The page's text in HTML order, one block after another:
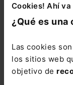
Cookies! Ahí
¿Qué es una
Las cookies son
los sitios web
objetivo de
Si todavía
está
con un25%